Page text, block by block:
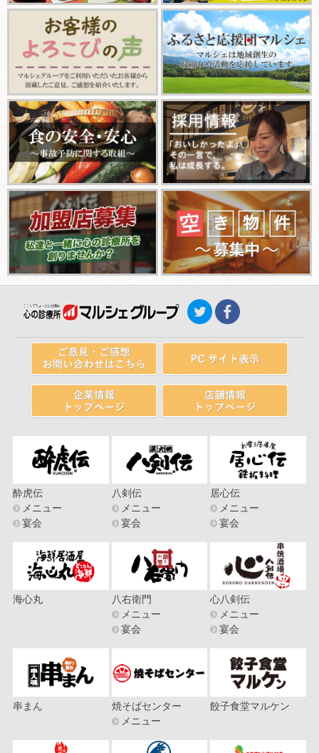
酔虎伝
メニュー
宴会
八剣伝
メニュー
宴会
居心伝
メニュー
宴会
海心丸
八右衛門
メニュー
宴会
心八剣伝
メニュー
宴会
串まん
焼そばセンター
メニュー
餃子食堂マルケン